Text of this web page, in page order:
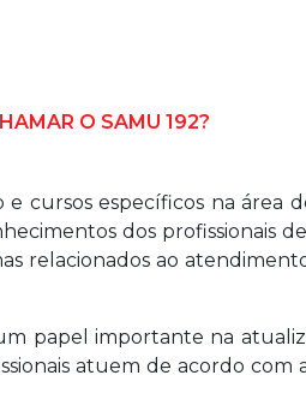
O SAMU 192?
cursos específicos na área
dos profissionais
relacionados ao
papel importante na
atuem de acordo com